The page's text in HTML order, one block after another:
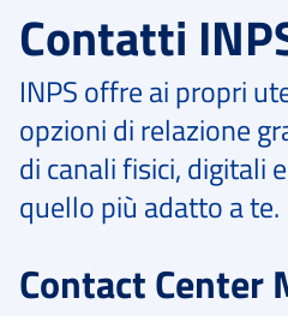
Contatti
INPS offre ai propri
opzioni di relazione
di canali fisici, digitali
quello più adatto a te.
Contact Center